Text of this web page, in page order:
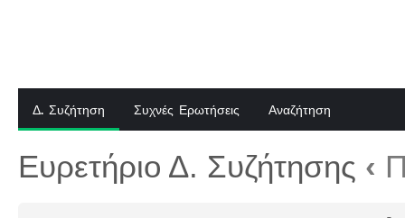
Δ. Συζήτηση Συχνές Ερωτήσεις Αναζήτηση
Ευρετήριο Δ. Συζήτησης ‹